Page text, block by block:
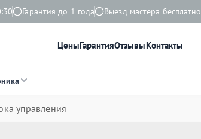
Гарантия до 1 года Выезд мастера бесплатно
ЦеныГарантияОтзывыКонтакты
управления